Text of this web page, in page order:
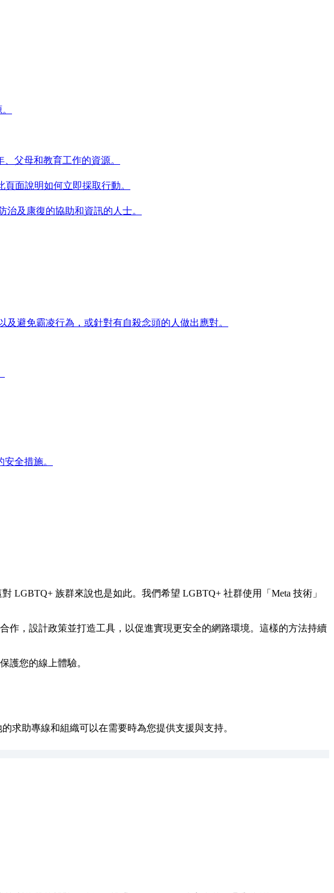
父母和教育工作的資源。
面說明如何立即採取行動。
治及康復的協助和資訊的人士。
避免霸凌行為，或針對有自殺念頭的人做出應對。
全措施。
LGBTQ+ 族群來說也是如此。我們希望 LGBTQ+ 社群使用「Meta 技術」
作，設計政策並打造工具，以促進實現更安全的網路環境。這樣的方法持續
護您的線上體驗。
求助專線和組織可以在需要時為您提供支援與支持。